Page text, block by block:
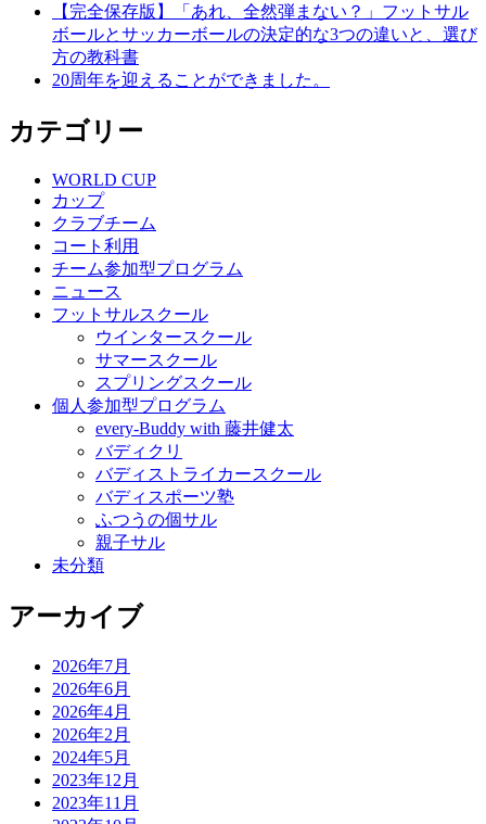
【完全保存版】「あれ、全然弾まない？」フットサル
ボールとサッカーボールの決定的な3つの違いと、選び
方の教科書
20周年を迎えることができました。
カテゴリー
WORLD CUP
カップ
クラブチーム
コート利用
チーム参加型プログラム
ニュース
フットサルスクール
ウインタースクール
サマースクール
スプリングスクール
個人参加型プログラム
every-Buddy with 藤井健太
バディクリ
バディストライカースクール
バディスポーツ塾
ふつうの個サル
親子サル
未分類
アーカイブ
2026年7月
2026年6月
2026年4月
2026年2月
2024年5月
2023年12月
2023年11月